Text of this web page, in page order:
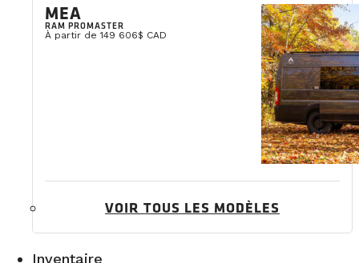
MEA
RAM PROMASTER
À partir de 149 606$ CAD
VOIR TOUS LES MODÈLES
Inventaire